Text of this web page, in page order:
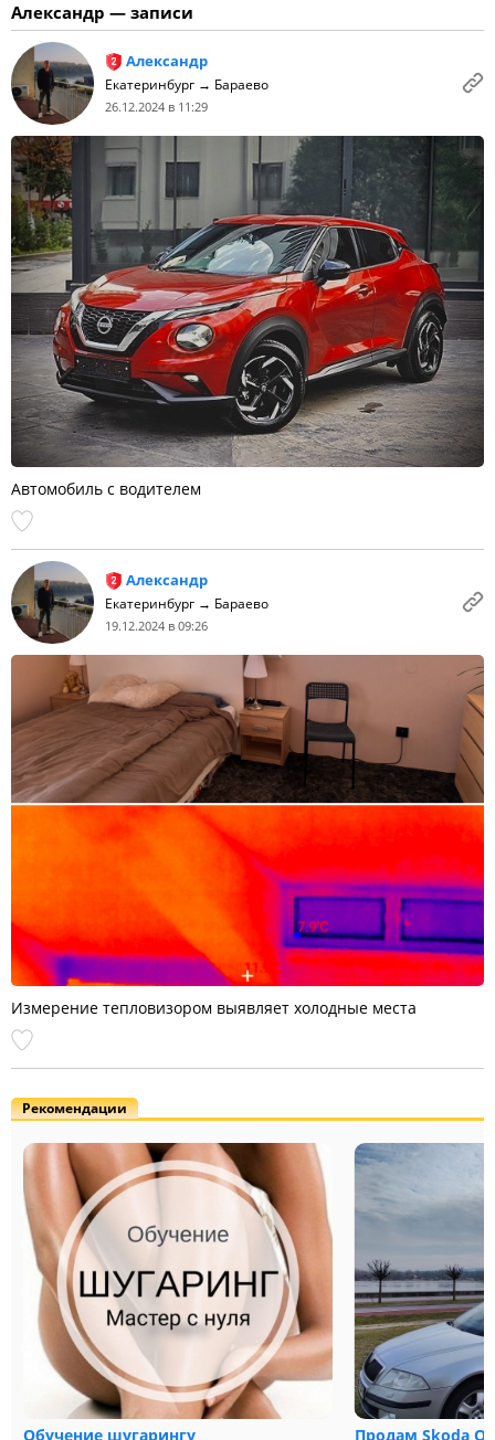
Александр — записи
Александр
Екатеринбург → Бараево
26.12.2024 в 11:29
Автомобиль с водителем
Александр
Екатеринбург → Бараево
19.12.2024 в 09:26
Измерение тепловизором выявляет холодные места
Рекомендации
Обучение шугарингу Продам Skoda